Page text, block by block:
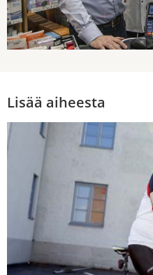
Lisää aiheesta